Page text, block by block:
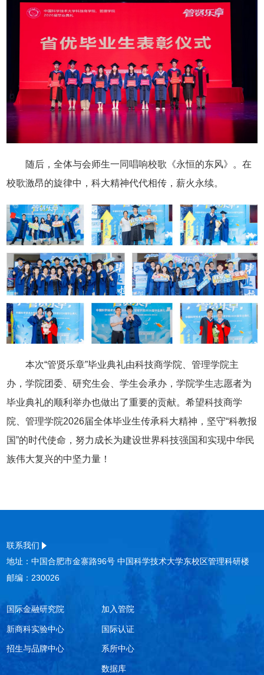
随后，全体与会师生一同唱响校歌《永恒的东风》。在
校歌激昂的旋律中，科大精神代代相传，薪火永续。
本次“管贤乐章”毕业典礼由科技商学院、管理学院主
办，学院团委、研究生会、学生会承办，学院学生志愿者为
毕业典礼的顺利举办也做出了重要的贡献。希望科技商学
院、管理学院2026届全体毕业生传承科大精神，坚守“科教报
国”的时代使命，努力成长为建设世界科技强国和实现中华民
族伟大复兴的中坚力量！
联系我们
地址：中国合肥市金寨路96号 中国科学技术大学东校区管理科研楼
邮编：230026
国际金融研究院
新商科实验中心
招生与品牌中心
加入管院
国际认证
系所中心
数据库